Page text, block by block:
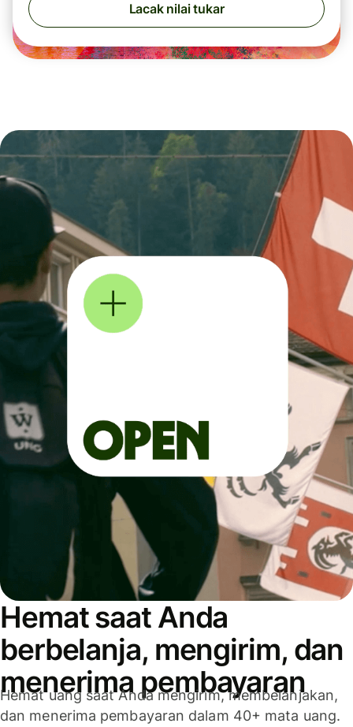
Lacak nilai tukar
Hemat saat Anda
berbelanja, mengirim, dan
menerima pembayaran
Hemat uang saat Anda mengirim, membelanjakan,
dan menerima pembayaran dalam 40+ mata uang.